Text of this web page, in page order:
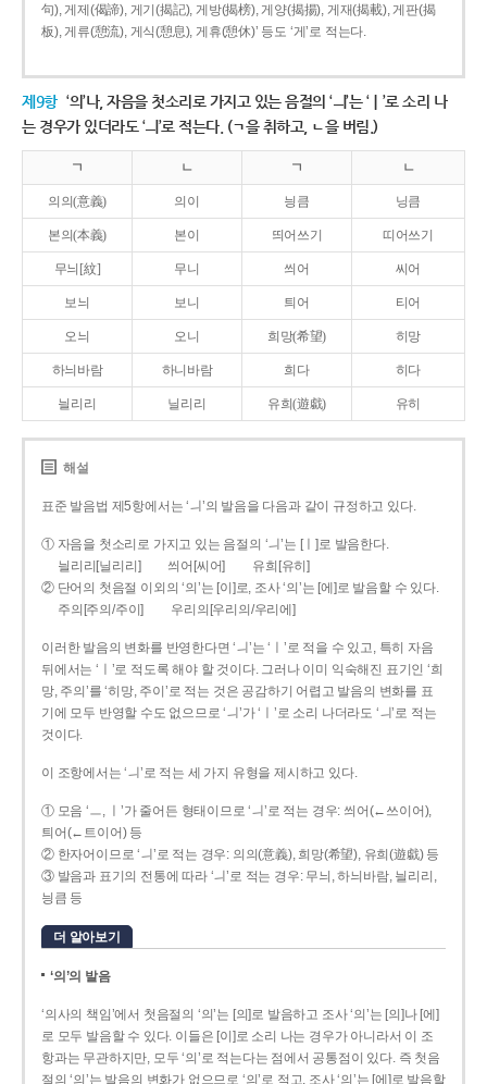
句), 게제(偈諦), 게기(揭記), 게방(揭榜), 게양(揭揚), 게재(揭載), 게판(揭
板), 게류(憩流), 게식(憩息), 게휴(憩休)’ 등도 ‘게’로 적는다.
제9항 ‘의’나, 자음을 첫소리로 가지고 있는 음절의 ‘ㅢ’는 ‘ㅣ’로 소리 나
는 경우가 있더라도 ‘ㅢ’로 적는다. (ㄱ을 취하고, ㄴ을 버림.)
ㄱ ㄴ ㄱ ㄴ
의의(意義) 의이 닁큼 닝큼
본의(本義) 본이 띄어쓰기 띠어쓰기
무늬[紋] 무니 씌어 씨어
보늬 보니 틔어 티어
오늬 오니 희망(希望) 히망
하늬바람 하니바람 희다 히다
늴리리 닐리리 유희(遊戱) 유히
해설
표준 발음법 제5항에서는 ‘ㅢ’의 발음을 다음과 같이 규정하고 있다.
① 자음을 첫소리로 가지고 있는 음절의 ‘ㅢ’는 [ㅣ]로 발음한다.
늴리리[닐리리]
씌어[씨어]
유희[유히]
② 단어의 첫음절 이외의 ‘의’는 [이]로, 조사 ‘의’는 [에]로 발음할 수 있다.
주의[주의/주이]
우리의[우리의/우리에]
이러한 발음의 변화를 반영한다면 ‘ㅢ’는 ‘ㅣ’로 적을 수 있고, 특히 자음
뒤에서는 ‘ㅣ’로 적도록 해야 할 것이다. 그러나 이미 익숙해진 표기인 ‘희
망, 주의’를 ‘히망, 주이’로 적는 것은 공감하기 어렵고 발음의 변화를 표
기에 모두 반영할 수도 없으므로 ‘ㅢ’가 ‘ㅣ’로 소리 나더라도 ‘ㅢ’로 적는
것이다.
이 조항에서는 ‘ㅢ’로 적는 세 가지 유형을 제시하고 있다.
① 모음 ‘ㅡ, ㅣ’가 줄어든 형태이므로 ‘ㅢ’로 적는 경우: 씌어(←쓰이어),
틔어(←트이어) 등
② 한자어이므로 ‘ㅢ’로 적는 경우: 의의(意義), 희망(希望), 유희(遊戱) 등
③ 발음과 표기의 전통에 따라 ‘ㅢ’로 적는 경우: 무늬, 하늬바람, 늴리리,
닁큼 등
더 알아보기
‘의’의 발음
‘의사의 책임’에서 첫음절의 ‘의’는 [의]로 발음하고 조사 ‘의’는 [의]나 [에]
로 모두 발음할 수 있다. 이들은 [이]로 소리 나는 경우가 아니라서 이 조
항과는 무관하지만, 모두 ‘의’로 적는다는 점에서 공통점이 있다. 즉 첫음
절의 ‘의’는 발음의 변화가 없으므로 ‘의’로 적고, 조사 ‘의’는 [에]로 발음할